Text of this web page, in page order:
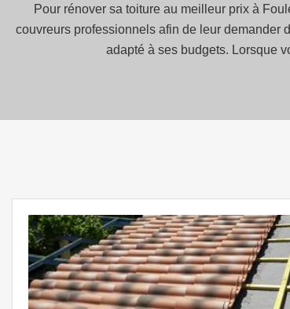
Pour rénover sa toiture au meilleur prix à
couvreurs professionnels afin de leur demander
adapté à ses budgets. Lorsque